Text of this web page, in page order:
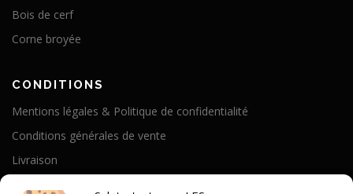
Bois de cerf
Corne broyée
CONDITIONS
Mentions légales & Politique de confidentialité
Conditions générales de vente
Livraison